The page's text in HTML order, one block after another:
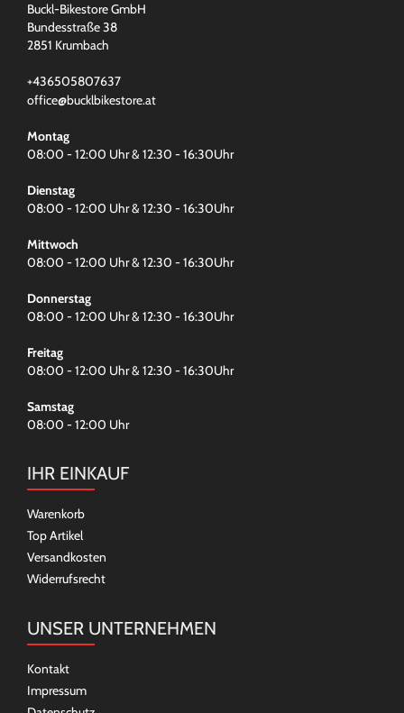
Buckl-Bikestore GmbH
Bundesstraße 38
2851 Krumbach
+436505807637
office@bucklbikestore.at
Montag
08:00 - 12:00 Uhr & 12:30 - 16:30Uhr
Dienstag
08:00 - 12:00 Uhr & 12:30 - 16:30Uhr
Mittwoch
08:00 - 12:00 Uhr & 12:30 - 16:30Uhr
Donnerstag
08:00 - 12:00 Uhr & 12:30 - 16:30Uhr
Freitag
08:00 - 12:00 Uhr & 12:30 - 16:30Uhr
Samstag
08:00 - 12:00 Uhr
IHR EINKAUF
Warenkorb
Top Artikel
Versandkosten
Widerrufsrecht
UNSER UNTERNEHMEN
Kontakt
Impressum